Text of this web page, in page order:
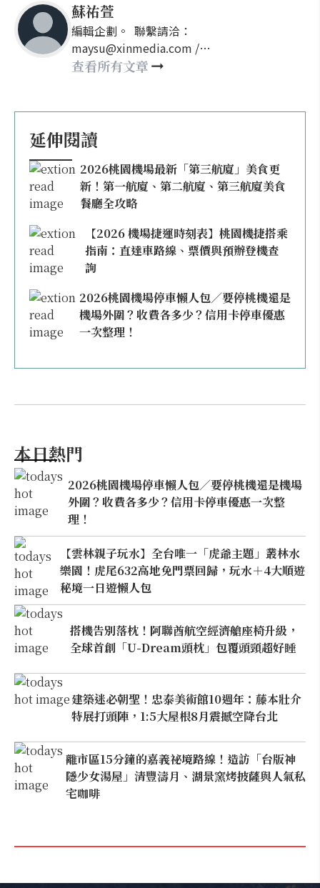
蘇祐萱
編輯企劃。 聯繫請洽：
maysu@xinmedia.com /
may860527@gmail.com
查看所有文章
延伸閱讀
2026桃園機場最新「第三航廈」美食更
新！第一航廈、第二航廈、第三航廈美食
餐廳全攻略
【2026 機場捷運時刻表】桃園機捷搭乘
指南：直達車路線、票價與預辦登機查
詢
2026桃園機場停車懶人包／要停桃機還是
機場外圍？收費各多少？信用卡停車優惠
一次整理！
本日熱門
2026桃園機場停車懶人包／要停桃機還是機場
外圍？收費各多少？信用卡停車優惠一次整
理！
【雲林親子玩水】全台唯一「虎爺主題」叢林水
樂園！虎尾632高地免門票回歸，玩水＋4大順遊
秘境一日遊懶人包
搭機告別落枕！阿聯酋航空經濟艙座椅升級，
全球首創「U-Dream頭枕」包覆頭頸超好睡
建築迷必朝聖！忠泰美術館10週年：藤本壯介
特展打頭陣，1:5大屋根8月震撼空降台北
離市區15分鐘的嘉義祕境路線！造訪「台版神
隱少女湯屋」清豐濤月、湖景窯烤披薩與人氣私
宅咖啡